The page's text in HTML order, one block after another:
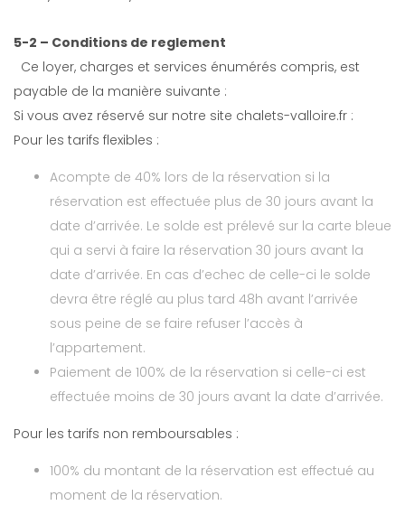
5-2 – Conditions de reglement
Ce loyer, charges et services énumérés compris, est
payable de la manière suivante :
Si vous avez réservé sur notre site chalets-valloire.fr :
Pour les tarifs flexibles :
Acompte de 40% lors de la réservation si la
réservation est effectuée plus de 30 jours avant la
date d’arrivée. Le solde est prélevé sur la carte bleue
qui a servi à faire la réservation 30 jours avant la
date d’arrivée. En cas d’echec de celle-ci le solde
devra être réglé au plus tard 48h avant l’arrivée
sous peine de se faire refuser l’accès à
l’appartement.
Paiement de 100% de la réservation si celle-ci est
effectuée moins de 30 jours avant la date d’arrivée.
Pour les tarifs non remboursables :
100% du montant de la réservation est effectué au
moment de la réservation.